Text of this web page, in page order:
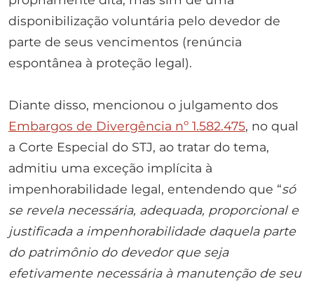
disponibilização voluntária pelo devedor de
parte de seus vencimentos (renúncia
espontânea à proteção legal).
Diante disso, mencionou o julgamento dos
Embargos de Divergência nº 1.582.475, no qual
a Corte Especial do STJ, ao tratar do tema,
admitiu uma exceção implícita à
impenhorabilidade legal, entendendo que “só
se revela necessária, adequada, proporcional e
justificada a impenhorabilidade daquela parte
do patrimônio do devedor que seja
efetivamente necessária à manutenção de seu